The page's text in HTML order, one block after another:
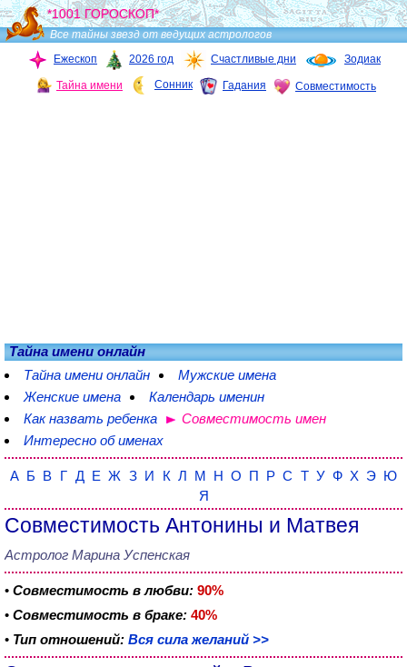
*1001 ГОРОСКОП*
Все тайны звезд от ведущих астрологов
Ежескоп
2026 год Счастливые дни Зодиак
Тайна имени Сонник Гадания Совместимость
Тайна имени онлайн
Тайна имени онлайн
Мужские имена
Женские имена
Календарь именин
Как назвать ребенка
Совместимость имен
Интересно об именах
А Б В Г Д Е Ж З И К Л М Н О П Р С Т У Ф Х Э Ю
Я
Совместимость Антонины и Матвея
Астролог Марина Успенская
• Совместимость в любви: 90%
• Совместимость в браке: 40%
• Тип отношений: Вся сила желаний >>